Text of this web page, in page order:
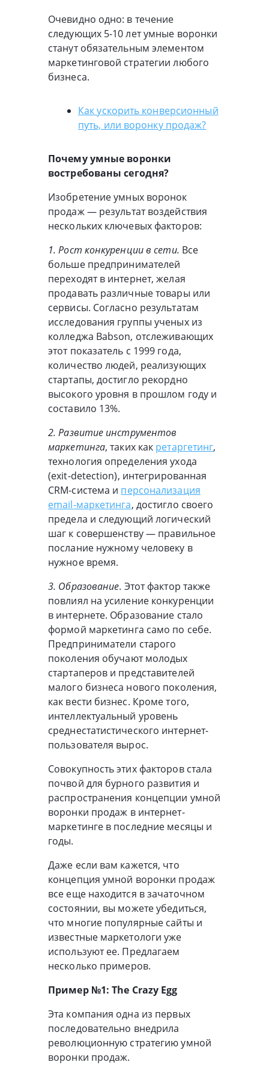
Очевидно одно: в течение
следующих 5-10 лет умные воронки
станут обязательным элементом
маркетинговой стратегии любого
бизнеса.
Как ускорить конверсионный
путь, или воронку продаж?
Почему умные воронки
востребованы сегодня?
Изобретение умных воронок
продаж — результат воздействия
нескольких ключевых факторов:
1. Рост конкуренции в сети. Все
больше предпринимателей
переходят в интернет, желая
продавать различные товары или
сервисы. Согласно результатам
исследования группы ученых из
колледжа Babson, отслеживающих
этот показатель с 1999 года,
количество людей, реализующих
стартапы, достигло рекордно
высокого уровня в прошлом году и
составило 13%.
2. Развитие инструментов
маркетинга, таких как ретаргетинг,
технология определения ухода
(exit-detection), интегрированная
CRM-система и персонализация
email-маркетинга, достигло своего
предела и следующий логический
шаг к совершенству — правильное
послание нужному человеку в
нужное время.
3. Образование. Этот фактор также
повлиял на усиление конкуренции
в интернете. Образование стало
формой маркетинга само по себе.
Предприниматели старого
поколения обучают молодых
стартаперов и представителей
малого бизнеса нового поколения,
как вести бизнес. Кроме того,
интеллектуальный уровень
среднестатистического интернет-
пользователя вырос.
Совокупность этих факторов стала
почвой для бурного развития и
распространения концепции умной
воронки продаж в интернет-
маркетинге в последние месяцы и
годы.
Даже если вам кажется, что
концепция умной воронки продаж
все еще находится в зачаточном
состоянии, вы можете убедиться,
что многие популярные сайты и
известные маркетологи уже
используют ее. Предлагаем
несколько примеров.
Пример №1: The Crazy Egg
Эта компания одна из первых
последовательно внедрила
революционную стратегию умной
воронки продаж.